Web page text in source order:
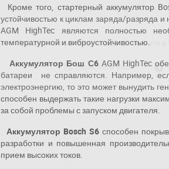
Кроме того, стартерный аккумулятор
устойчивостью к циклам заряда/разряда
AGM HighTec являются полностью
температурной и виброустойчивостью.
Аккумулятор Бош С6AGM HighTec
батареи не справляются. Например,
электроэнергию, то это может вынудить
способен выдержать такие нагрузки
за собой проблемы с запуском двигателя.
Аккумулятор Bosch S6 способен
разработки и повышенная
прием высоких токов.
При отсутствии связи - пишите, звоните
Написать в Viber